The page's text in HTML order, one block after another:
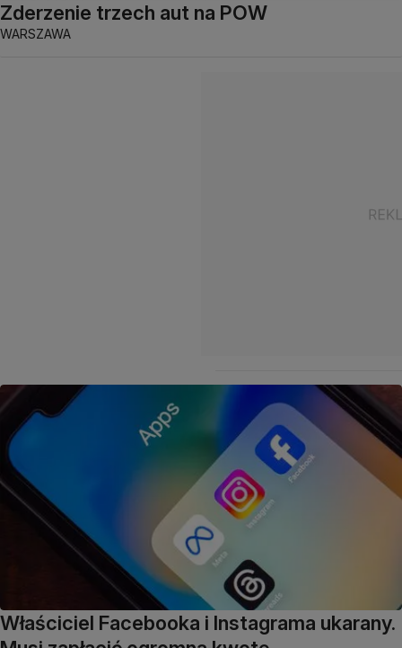
Zderzenie trzech aut na POW
WARSZAWA
Właściciel Facebooka i Instagrama ukarany.